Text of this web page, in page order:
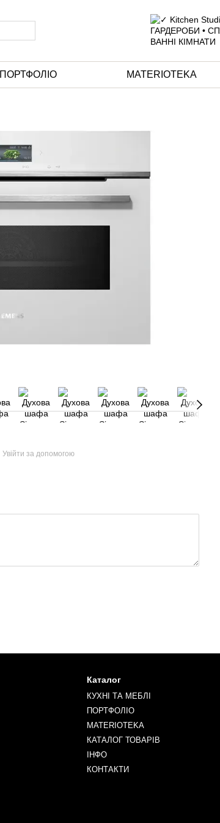
ПОРТФОЛІО MATERIOTEKA
Увійти за допомогою
Каталог
КУХНІ ТА МЕБЛІ
ПОРТФОЛІО
MATERIOTEKA
КАТАЛОГ ТОВАРІВ
ІНФО
КОНТАКТИ